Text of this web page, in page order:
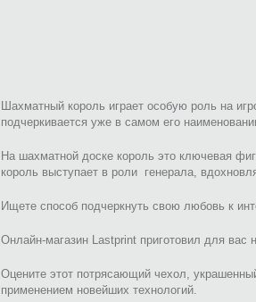
Шахматный король играет особую роль на
подчеркивается уже в самом его
На шахматной доске король это ключевая
король выступает в роли генерала,
Ищете способ подчеркнуть свою любовь к
Онлайн-магазин Lastprint приготовил для
Оцените этот потрясающий чехол,
применением новейших технологий.